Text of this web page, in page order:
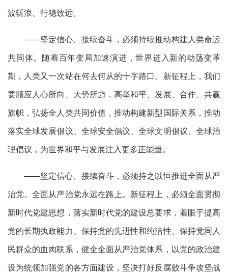
波斩浪、行稳致远。
——坚定信心、接续奋斗，必须持续推动构建人类命运
共同体。随着百年变局加速演进，世界进入新的动荡变革
期，人类又一次站在何去何从的十字路口。新征程上，我们
要顺应人心所向、大势所趋，高举和平、发展、合作、共赢
旗帜，弘扬全人类共同价值，推动构建新型国际关系，推动
落实全球发展倡议、全球安全倡议、全球文明倡议、全球治
理倡议，为世界和平与发展注入更多正能量。
——坚定信心、接续奋斗，必须持之以恒推进全面从严
治党。全面从严治党永远在路上。新征程上，必须全面贯彻
新时代党建思想，落实新时代党的建设总要求，着眼于提高
党的长期执政能力、保持党的先进性和纯洁性、保持党同人
民群众的血肉联系，健全全面从严治党体系，以党的政治建
设为统领加强党的各方面建设，坚决打好反腐败斗争攻坚战